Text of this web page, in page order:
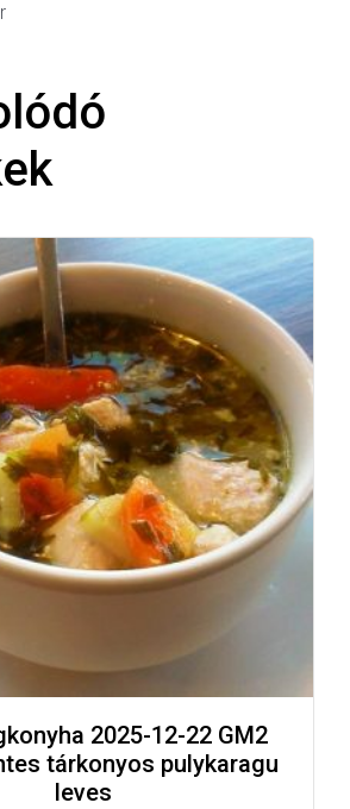
2025-12-22 GM2
tárkonyos pulykaragu
leves